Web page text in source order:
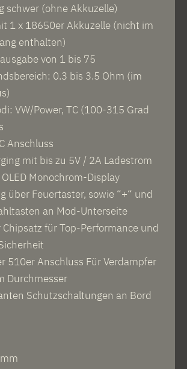
schwer (ohne Akkuzelle)
1 x 18650er Akkuzelle (nicht im
enthalten)
von 1 bis 75
0.3 bis 3.5 Ohm (im
VW/Power, TC (100-315 Grad
Anschluss
mit bis zu 5V / 2A Ladestrom
Monochrom-Display
über Feuertaster, sowie “+“ und
an Mod-Unterseite
für Top-Performance und
510er Anschluss Für Verdampfer
Durchmesser
Schutzschaltungen an Bord